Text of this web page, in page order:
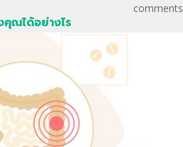
comments
คุณได้อย่างไร